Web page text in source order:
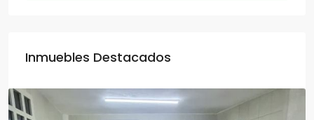
Inmuebles Destacados